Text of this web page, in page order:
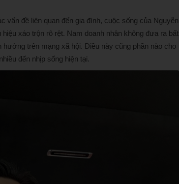
vấn đề liên quan đến gia đình, cuộc sống của Nguyễn
xáo trộn rõ rệt. Nam doanh nhân không đưa ra bất
trên mạng xã hội. Điều này cũng phần nào cho
đến nhịp sống hiện tại.